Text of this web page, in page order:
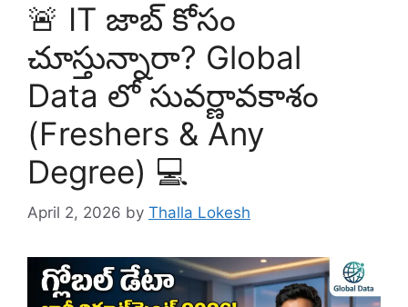
🚨 IT జాబ్ కోసం
చూస్తున్నారా? Global
Data లో సువర్ణావకాశం
(Freshers & Any
Degree) 💻
April 2, 2026 by Thalla Lokesh